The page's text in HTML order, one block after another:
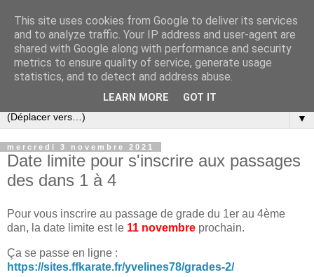
▼
mercredi 3 novembre 2021
Date limite pour s'inscrire aux passages
des dans 1 à 4
Pour vous inscrire au passage de grade du 1er au 4ème
dan, la date limite est le 11 novembre prochain.
Ça se passe en ligne :
https://sites.ffkarate.fr/yvelines78/grades-2/
This site uses cookies from Google to deliver its services
and to analyze traffic. Your IP address and user-agent are
shared with Google along with performance and security
metrics to ensure quality of service, generate usage
statistics, and to detect and address abuse.
LEARN MORE GOT IT